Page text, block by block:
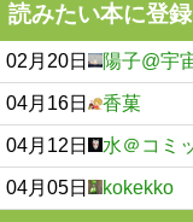
読みたい本に登
02月20日 陽子@宇
04月16日 香菓
04月12日 水＠コミ
04月05日 kokekko